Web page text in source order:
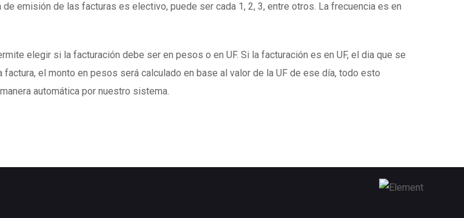
de emisión de las facturas es electivo, puede ser cada 1, 2, 3, entre otros. La frecuencia es en
elegir si la facturación debe ser en pesos o en UF. Si la facturación es en UF, el dia que se
factura, el monto en pesos será calculado en base al valor de la UF de ese día, todo esto
automática por nuestro sistema.